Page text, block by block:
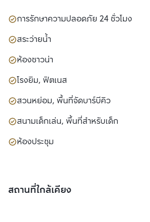
การรักษาความปลอดภัย 24 ชั่วโมง
สระว่ายน้ำ
ห้องซาวน่า
โรงยิม, ฟิตเนส
สวนหย่อม, พื้นที่จัดบาร์บีคิว
สนามเด็กเล่น, พื้นที่สำหรับเด็ก
ห้องประชุม
สถานที่ใกล้เคียง